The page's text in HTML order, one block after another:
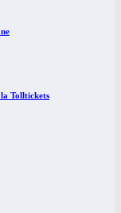
Tolltickets